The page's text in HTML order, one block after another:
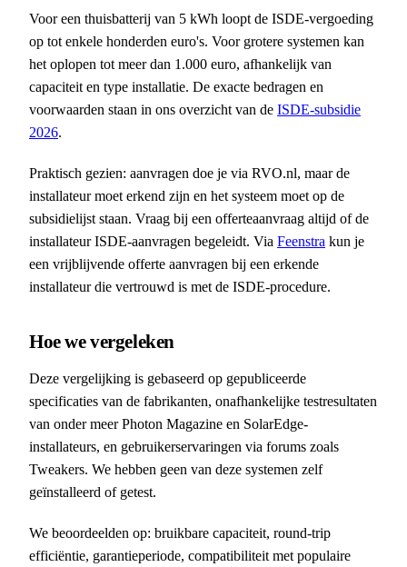
Voor een thuisbatterij van 5 kWh loopt de ISDE-vergoeding
op tot enkele honderden euro's. Voor grotere systemen kan
het oplopen tot meer dan 1.000 euro, afhankelijk van
capaciteit en type installatie. De exacte bedragen en
voorwaarden staan in ons overzicht van de ISDE-subsidie
2026.
Praktisch gezien: aanvragen doe je via RVO.nl, maar de
installateur moet erkend zijn en het systeem moet op de
subsidielijst staan. Vraag bij een offerteaanvraag altijd of de
installateur ISDE-aanvragen begeleidt. Via Feenstra kun je
een vrijblijvende offerte aanvragen bij een erkende
installateur die vertrouwd is met de ISDE-procedure.
Hoe we vergeleken
Deze vergelijking is gebaseerd op gepubliceerde
specificaties van de fabrikanten, onafhankelijke testresultaten
van onder meer Photon Magazine en SolarEdge-
installateurs, en gebruikerservaringen via forums zoals
Tweakers. We hebben geen van deze systemen zelf
geïnstalleerd of getest.
We beoordeelden op: bruikbare capaciteit, round-trip
efficiëntie, garantieperiode, compatibiliteit met populaire